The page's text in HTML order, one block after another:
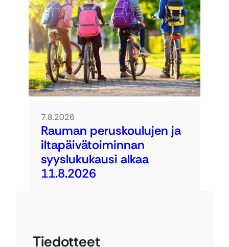
7.8.2026
Rauman peruskoulujen ja
iltapäivätoiminnan
syyslukukausi alkaa
11.8.2026
Tiedotteet